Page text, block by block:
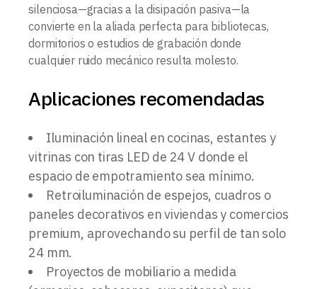
silenciosa—gracias a la disipación pasiva—la
convierte en la aliada perfecta para bibliotecas,
dormitorios o estudios de grabación donde
cualquier ruido mecánico resulta molesto.
Aplicaciones recomendadas
Iluminación lineal en cocinas, estantes y
vitrinas con tiras LED de 24 V donde el
espacio de empotramiento sea mínimo.
Retroiluminación de espejos, cuadros o
paneles decorativos en viviendas y comercios
premium, aprovechando su perfil de tan solo
24 mm.
Proyectos de mobiliario a medida